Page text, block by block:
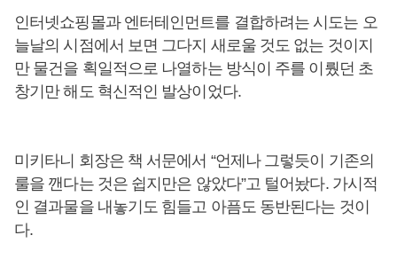
인터넷쇼핑몰과 엔터테인먼트를 결합하려는 시도는 오
늘날의 시점에서 보면 그다지 새로울 것도 없는 것이지
만 물건을 획일적으로 나열하는 방식이 주를 이뤘던 초
창기만 해도 혁신적인 발상이었다.
미키타니 회장은 책 서문에서 “언제나 그렇듯이 기존의
룰을 깬다는 것은 쉽지만은 않았다”고 털어놨다. 가시적
인 결과물을 내놓기도 힘들고 아픔도 동반된다는 것이
다.